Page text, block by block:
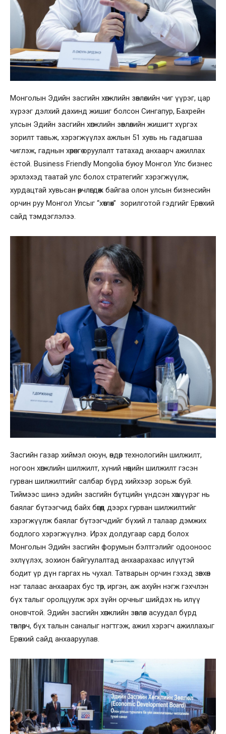
Монголын Эдийн засгийн хөгжлийн зөвлөлийн чиг үүрэг, цар
хүрээг дэлхий дахинд жишиг болсон Сингапур, Бахрейн
улсын Эдийн засгийн хөгжлийн зөвлөлийн жишигт хүргэх
зорилт тавьж, хэрэгжүүлэх ажлын 51 хувь нь гадагшаа
чиглэж, гаднын хөрөнгө оруулалт татахад анхаарч ажиллах
ёстой. Business Friendly Mongolia буюу Монгол Улс бизнес
эрхлэхэд таатай улс болох стратегийг хэрэгжүүлж,
хурдацтай хувьсан өөрчлөгдөж байгаа олон улсын бизнесийн
орчин руу Монгол Улсыг “хөтлөх” зорилготой гэдгийг Ерөнхий
сайд тэмдэглэлээ.
Засгийн газар хиймэл оюун, өндөр технологийн шилжилт,
ногоон хөгжлийн шилжилт, хүний нөөцийн шилжилт гэсэн
гурван шилжилтийг салбар бүрд хийхээр зорьж буй.
Тиймээс шинэ эдийн засгийн бүтцийн үндсэн хөшүүрэг нь
баялаг бүтээгчид байх бөгөөд дээрх гурван шилжилтийг
хэрэгжүүлж баялаг бүтээгчдийг бүхий л талаар дэмжих
бодлого хэрэгжүүлнэ. Ирэх долдугаар сард болох
Монголын Эдийн засгийн форумын бэлтгэлийг одооноос
эхлүүлэх, зохион байгуулалтад анхаарахаас илүүтэй
бодит үр дүн гаргах нь чухал. Татварын орчин гэхэд зөвхөн
нэг талаас анхаарах бус төр, иргэн, аж ахуйн нэгж гэхчлэн
бүх талыг оролцуулж эрх зүйн орчныг шийдэх нь илүү
оновчтой. Эдийн засгийн хөгжлийн зөвлөл асуудал бүрд
төвлөрч, бүх талын саналыг нэгтгэж, ажил хэрэгч ажиллахыг
Ерөнхий сайд анхааруулав.